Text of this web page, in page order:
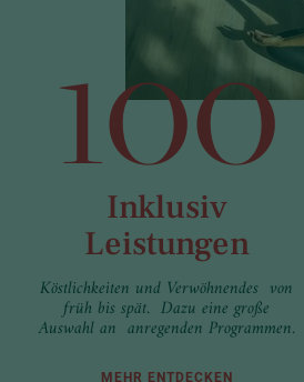
100
Inklusiv
Leistungen
Köstlichkeiten und Verwöhnendes von
früh bis spät. Dazu eine große
Auswahl an anregenden Programmen.
MEHR ENTDECKEN